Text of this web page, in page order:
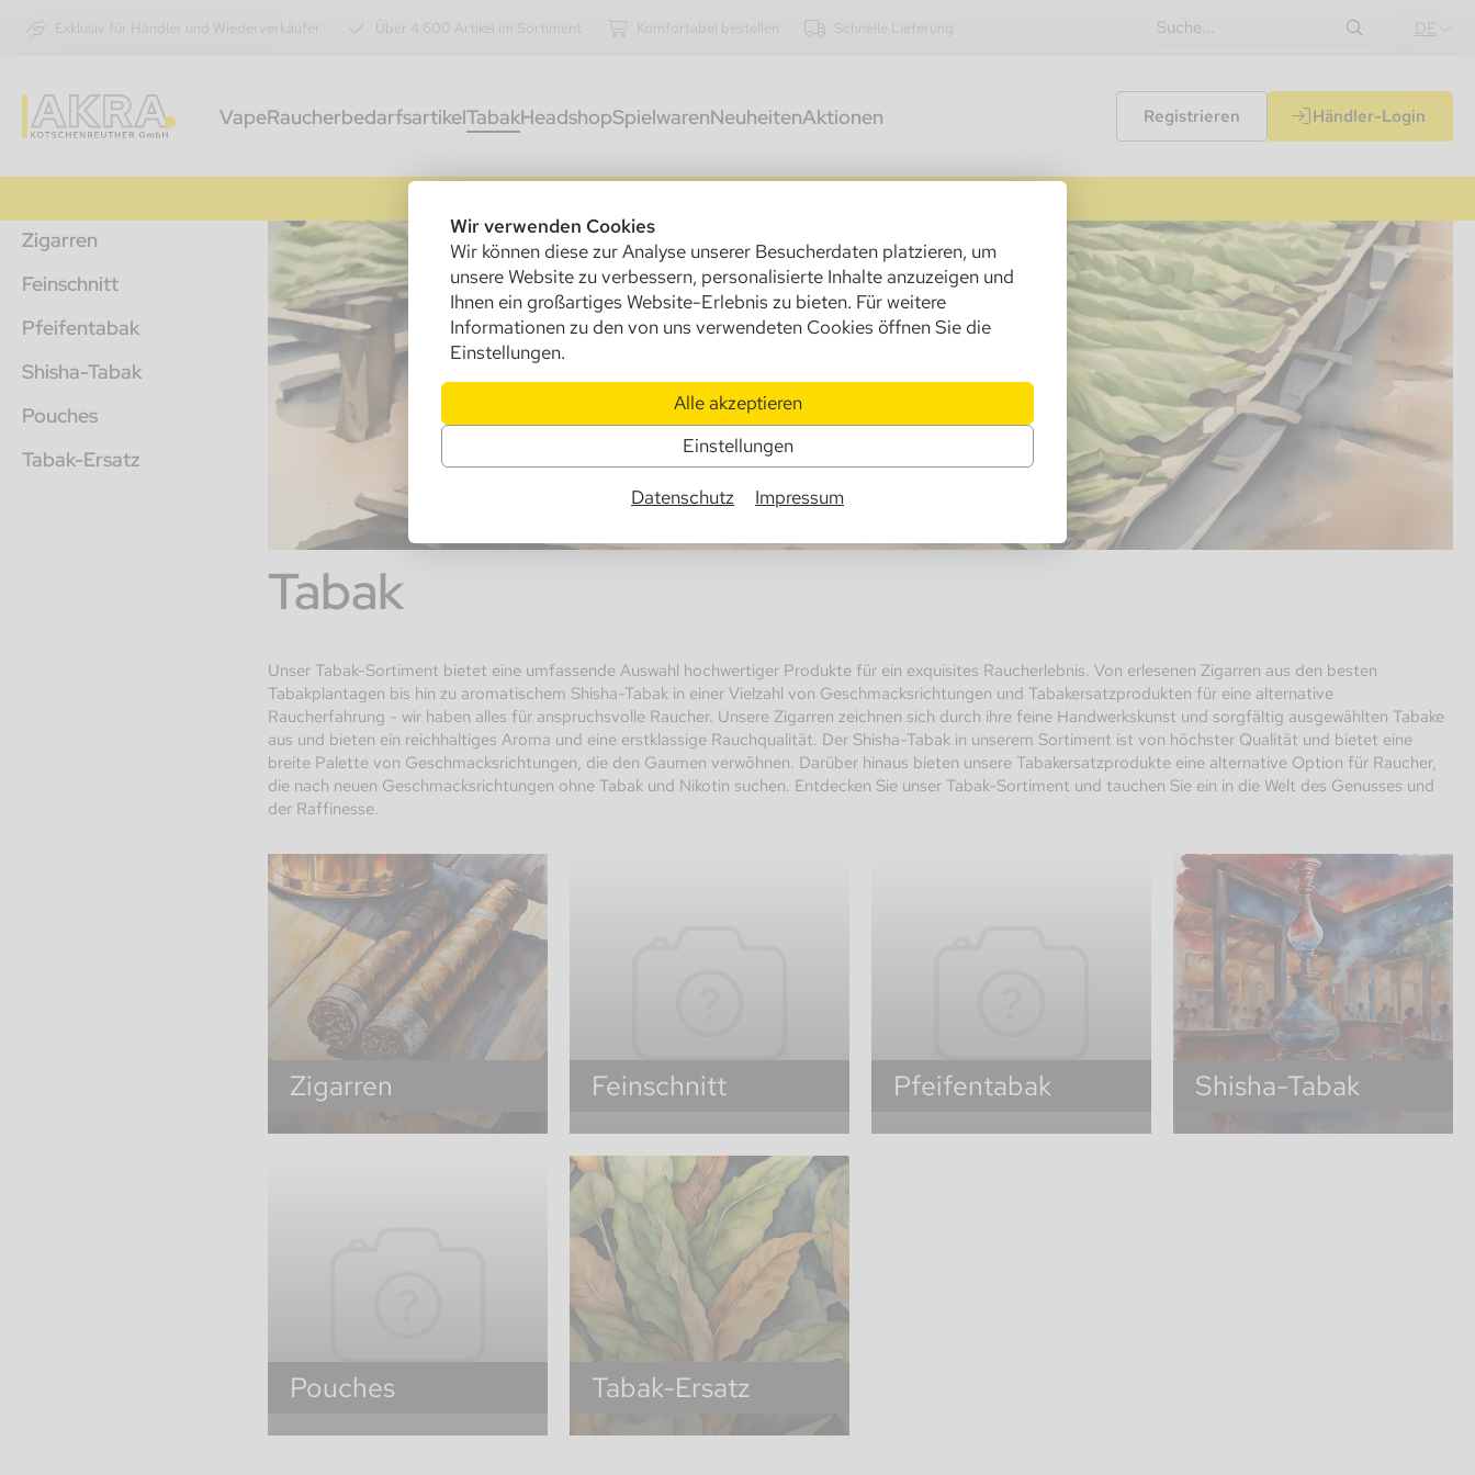
Wir verwenden Cookies
Wir können diese zur Analyse unserer Besucherdaten platzieren, um
unsere Website zu verbessern, personalisierte Inhalte anzuzeigen und
Ihnen ein großartiges Website-Erlebnis zu bieten. Für weitere
Informationen zu den von uns verwendeten Cookies öffnen Sie die
Einstellungen.
Alle akzeptieren
Einstellungen
Datenschutz Impressum
Exklusiv für Händler und Wiederverkäufer Über 4.600 Artikel im Sortiment Komfortabel bestellen Schnelle Lieferung DE
VapeRaucherbedarfsartikelTabakHeadshopSpielwarenNeuheitenAktionen Registrieren Händler-Login
Zigarren
Feinschnitt
Pfeifentabak
Shisha-Tabak
Pouches
Tabak-Ersatz
Tabak
Unser Tabak-Sortiment bietet eine umfassende Auswahl hochwertiger Produkte für ein exquisites Raucherlebnis. Von erlesenen Zigarren aus den besten
Tabakplantagen bis hin zu aromatischem Shisha-Tabak in einer Vielzahl von Geschmacksrichtungen und Tabakersatzprodukten für eine alternative
Raucherfahrung - wir haben alles für anspruchsvolle Raucher. Unsere Zigarren zeichnen sich durch ihre feine Handwerkskunst und sorgfältig ausgewählten Tabake
aus und bieten ein reichhaltiges Aroma und eine erstklassige Rauchqualität. Der Shisha-Tabak in unserem Sortiment ist von höchster Qualität und bietet eine
breite Palette von Geschmacksrichtungen, die den Gaumen verwöhnen. Darüber hinaus bieten unsere Tabakersatzprodukte eine alternative Option für Raucher,
die nach neuen Geschmacksrichtungen ohne Tabak und Nikotin suchen. Entdecken Sie unser Tabak-Sortiment und tauchen Sie ein in die Welt des Genusses und
der Raffinesse.
Zigarren Feinschnitt Pfeifentabak Shisha-Tabak
Pouches Tabak-Ersatz